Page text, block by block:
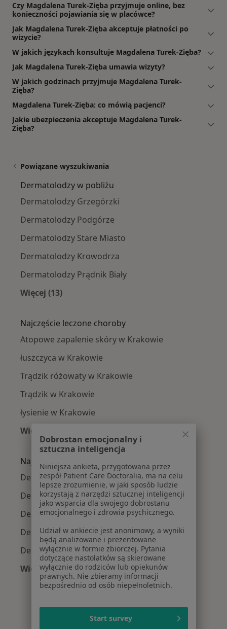
Czy Magdalena Turek-Zięba przyjmuje online, bez
konieczności pojawiania się w placówce?
Jak Magdalena Turek-Zięba akceptuje płatności po
wizycie?
W jakich językach konsultuje Magdalena Turek-Zięba?
Jak Magdalena Turek-Zięba umawia wizyty?
W jakich godzinach przyjmuje Magdalena Turek-
Zięba?
Magdalena Turek-Zięba: co mówią pacjenci?
Jakie ubezpieczenia akceptuje Magdalena Turek-
Zięba?
Powiązane wyszukiwania
Dermatolodzy w pobliżu
Dermatolodzy Grzegórzki
Dermatolodzy Podgórze
Dermatolodzy Stare Miasto
Dermatolodzy Krowodrza
Dermatolodzy Prądnik Biały
Więcej (13)
Najczęście leczone choroby
Atopowe zapalenie skóry w Krakowie
łuszczyca w Krakowie
Trądzik różowaty w Krakowie
Trądzik w Krakowie
łysienie w Krakowie
Więcej (15)
Więcej w kategorii: Najczęście leczone
Najpopularniejsze ubezpieczenia
Dermatolodzy z Allianz w Krakowie
Dermatolodzy z Signal Iduna w Krakowie
Dermatolodzy z JP MEDICA w Krakowie
Dermatolodzy z TU Zdrowie w Krakowie
Dermatolodzy z Świat Zdrowia w Krakowie
Więcej (5)
Więcej w kategorii: Najpopularniejsze
Dobrostan emocjonalny i
sztuczna inteligencja
Niniejsza ankieta, przygotowana przez
zespół Patient Care Doctoralia, ma na celu
lepsze zrozumienie, w jaki sposób ludzie
korzystają z narzędzi sztucznej inteligencji
jako wsparcia dla swojego dobrostanu
emocjonalnego i zdrowia psychicznego.
Udział w ankiecie jest anonimowy, a wyniki
będą analizowane i prezentowane
wyłącznie w formie zbiorczej. Pytania
dotyczące nastolatków są skierowane
wyłącznie do rodziców lub opiekunów
prawnych. Nie zbieramy informacji
bezpośrednio od osób niepełnoletnich.
Start survey